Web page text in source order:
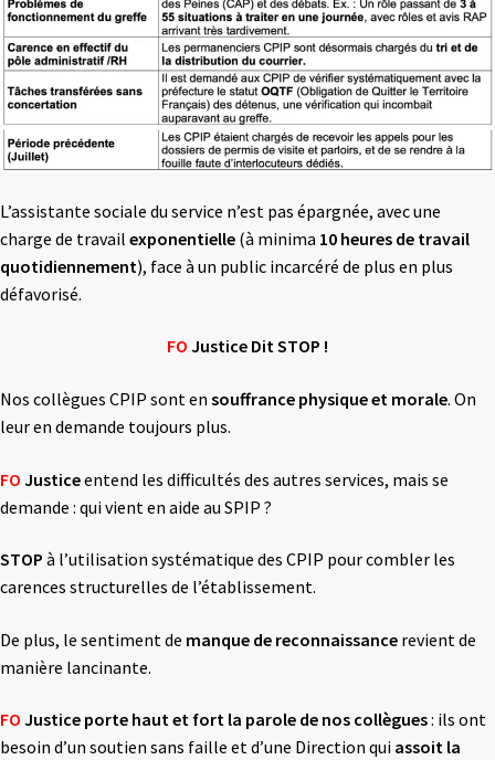
L’assistante sociale du service n’est pas épargnée, avec une
charge de travail exponentielle (à minima 10 heures de travail
quotidiennement), face à un public incarcéré de plus en plus
défavorisé.
FO Justice Dit STOP !
Nos collègues CPIP sont en souffrance physique et morale. On
leur en demande toujours plus.
FO Justiceentend les difficultés des autres services, mais se
demande : qui vient en aide au SPIP ?
STOP à l’utilisation systématique des CPIP pour combler les
carences structurelles de l’établissement.
De plus, le sentiment de manque de reconnaissance revient de
manière lancinante.
FO Justice porte haut et fort la parole de nos collègues: ils ont
besoin d’un soutien sans faille et d’une Direction qui assoit la